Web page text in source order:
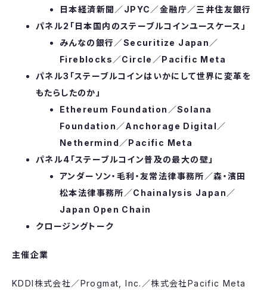
日本経済新聞 ／JPYC ／金融庁／三井住友銀行
パネル2「日本国内のステーブルコインユースケース」
みんなの銀行 ／Securitize Japan ／
Fireblocks ／Circle ／Pacific Meta
パネル3「ステーブルコインはいかにして世界に変革を
もたらしたのか」
Ethereum Foundation ／Solana
Foundation ／Anchorage Digital ／
Nethermind ／Pacific Meta
パネル4「ステーブルコイン普及の最大の壁」
アンダーソン・毛利・友常法律事務所 ／森・濱田
松本法律事務所 ／Chainalysis Japan ／
Japan Open Chain
クロージングトーク
主催企業
KDDI株式会社／Progmat, Inc.／株式会社Pacific Meta